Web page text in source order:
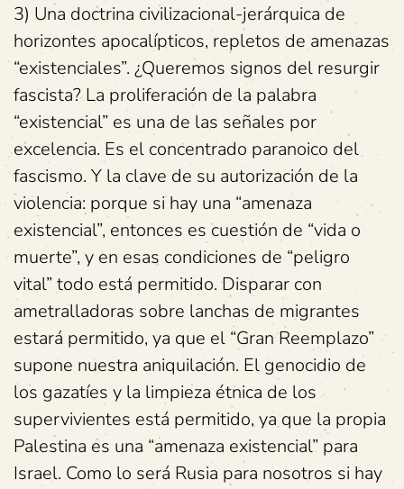
3) Una doctrina civilizacional-jerárquica de
horizontes apocalípticos, repletos de amenazas
“existenciales”. ¿Queremos signos del resurgir
fascista? La proliferación de la palabra
“existencial” es una de las señales por
excelencia. Es el concentrado paranoico del
fascismo. Y la clave de su autorización de la
violencia: porque si hay una “amenaza
existencial”, entonces es cuestión de “vida o
muerte”, y en esas condiciones de “peligro
vital” todo está permitido. Disparar con
ametralladoras sobre lanchas de migrantes
estará permitido, ya que el “Gran Reemplazo”
supone nuestra aniquilación. El genocidio de
los gazatíes y la limpieza étnica de los
supervivientes está permitido, ya que la propia
Palestina es una “amenaza existencial” para
Israel. Como lo será Rusia para nosotros si hay